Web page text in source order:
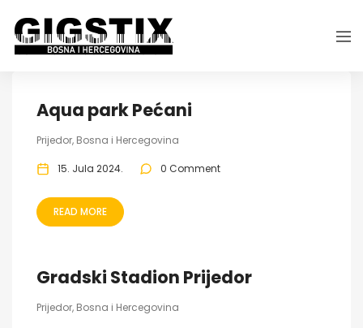
Aqua park Pećani
Prijedor, Bosna i Hercegovina
15. Jula 2024. 0 Comment
READ MORE
Gradski Stadion Prijedor
Prijedor, Bosna i Hercegovina